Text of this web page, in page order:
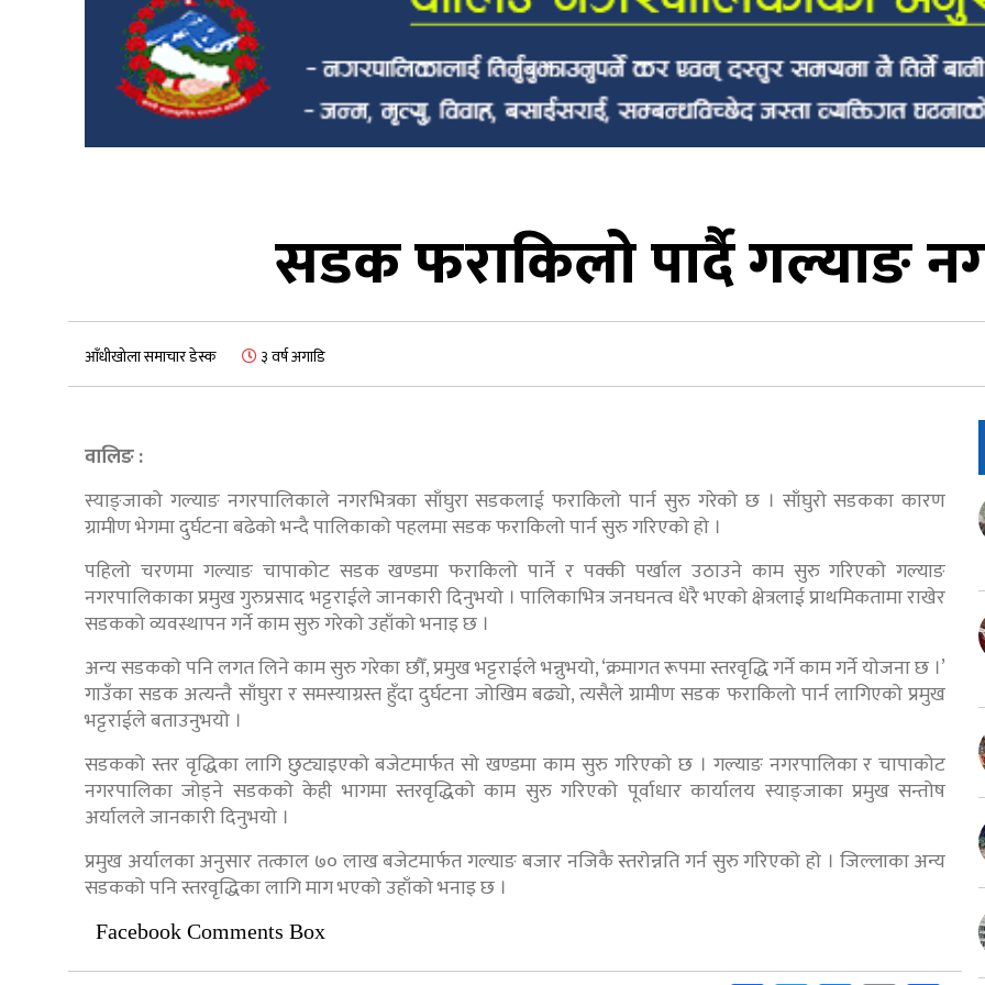
सडक फराकिलो पार्दै गल्याङ
आँधीखोला समाचार डेस्क ३ वर्ष अगाडि
वालिङ :
स्याङ्जाको गल्याङ नगरपालिकाले नगरभित्रका साँघुरा सडकलाई फराकिलो पार्न सुरु गरेको छ । साँघुरो सडकका कारण
ग्रामीण भेगमा दुर्घटना बढेको भन्दै पालिकाको पहलमा सडक फराकिलो पार्न सुरु गरिएको हो ।
पहिलो चरणमा गल्याङ चापाकोट सडक खण्डमा फराकिलो पार्ने र पक्की पर्खाल उठाउने काम सुरु गरिएको गल्याङ
नगरपालिकाका प्रमुख गुरुप्रसाद भट्टराईले जानकारी दिनुभयो । पालिकाभित्र जनघनत्व धेरै भएको क्षेत्रलाई प्राथमिकतामा राखेर
सडकको व्यवस्थापन गर्ने काम सुरु गरेको उहाँको भनाइ छ ।
अन्य सडकको पनि लगत लिने काम सुरु गरेका छौँ, प्रमुख भट्टराईले भन्नुभयो, ‘क्रमागत रूपमा स्तरवृद्धि गर्ने काम गर्ने योजना छ ।’
गाउँका सडक अत्यन्तै साँघुरा र समस्याग्रस्त हुँदा दुर्घटना जोखिम बढ्यो, त्यसैले ग्रामीण सडक फराकिलो पार्न लागिएको प्रमुख
भट्टराईले बताउनुभयो ।
सडकको स्तर वृद्धिका लागि छुट्याइएको बजेटमार्फत सो खण्डमा काम सुरु गरिएको छ । गल्याङ नगरपालिका र चापाकोट
नगरपालिका जोड्ने सडकको केही भागमा स्तरवृद्धिको काम सुरु गरिएको पूर्वाधार कार्यालय स्याङ्जाका प्रमुख सन्तोष
अर्यालले जानकारी दिनुभयो ।
प्रमुख अर्यालका अनुसार तत्काल ७० लाख बजेटमार्फत गल्याङ बजार नजिकै स्तरोन्नति गर्न सुरु गरिएको हो । जिल्लाका अन्य
सडकको पनि स्तरवृद्धिका लागि माग भएको उहाँको भनाइ छ ।
Facebook Comments Box